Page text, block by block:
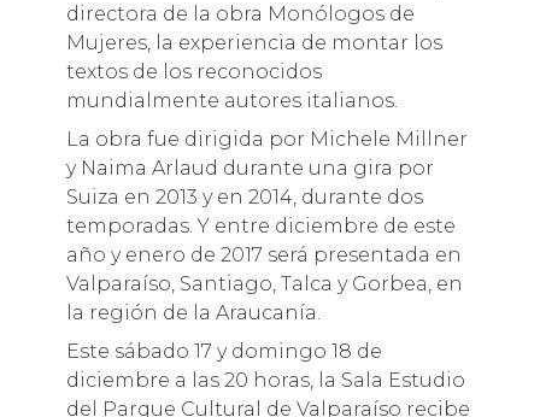
directora de la obra Monólogos de
Mujeres, la experiencia de montar los
textos de los reconocidos
mundialmente autores italianos.
La obra fue dirigida por Michele Millner
y Naima Arlaud durante una gira por
Suiza en 2013 y en 2014, durante dos
temporadas. Y entre diciembre de este
año y enero de 2017 será presentada en
Valparaíso, Santiago, Talca y Gorbea, en
la región de la Araucanía.
Este sábado 17 y domingo 18 de
diciembre a las 20 horas, la Sala Estudio
del Parque Cultural de Valparaíso recibe